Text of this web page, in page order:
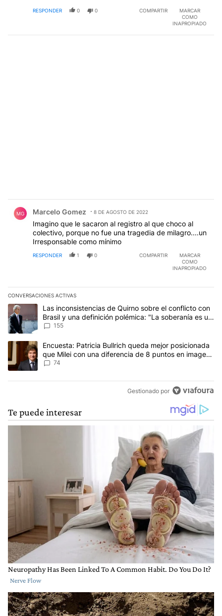
el volan1azo y si hubiera estado lleno, contaríamos
RESPONDER 0 0 COMPARTIR
MARCAR
COMO
INAPROPIADO
MG Marcelo Gomez 8 DE AGOSTO DE 2022
Imagino que le sacaron al registro al que choco al
colectivo, porque no fue una tragedia de milagro....un
Irresponsable como mínimo
RESPONDER 1 0 COMPARTIR
MARCAR
COMO
INAPROPIADO
CONVERSACIONES ACTIVAS
Este listado muestra los artículos con más comentarios en los
Un artículo de tendencia con el título "Las inconsistencias de
Las inconsistencias de Quirno sobre el conflicto con
Brasil y una definición polémica: "La soberanía es un
concepto antiguo"
155
Un artículo de tendencia con el título "Encuesta: Patricia
Encuesta: Patricia Bullrich queda mejor posicionada
que Milei con una diferencia de 8 puntos en imagen
negativa
74
Gestionado por